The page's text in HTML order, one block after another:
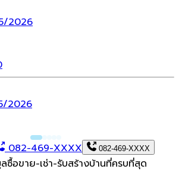
2026
2026
082-469-XXXX 082-469-XXXX
ซื้อขาย-เช่า-รับสร้างบ้านที่ครบที่สุด